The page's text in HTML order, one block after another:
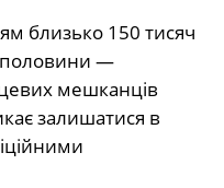
близько 150 тисяч
половини —
мешканців
залишатися в